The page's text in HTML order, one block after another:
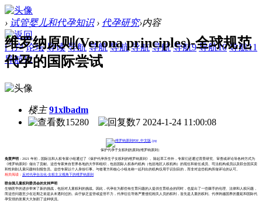
› 试管婴儿和代孕知识 › 代孕研究›内容
门户 论坛 导读 导航 导航 导航 导航 导航 导航9 导航10 导航11
导航12
维罗纳原则(Verona principles)-全球规范
代孕的国际尝试
楼主 91xlbadm
15280
7 2024-1-24 11:00:08
保护代孕子女权利的原则(维罗纳原则）
免责声明 ：2021 年初，国际法和人权专家小组通过了《保护代孕所生子女权利的维罗纳原则》。除起草工作外，专家们还通过背景研究、审查或评论等各种方式为
《维罗纳原则》做出了贡献。这些专家来自世界各地的大学和组织，包括国际人权条约机构（包括地区人权机构）的现任和前任成员、司法机构成员以及联合国买卖
和性剥削儿童问题特别报告员。这些专家以个人身份行事。与签署方和核心小组名称一起列出的机构仅用于识别目的，而非对这些机构所做评论的认可。
相关阅读： 反对代孕合法化-女权主义视角下的维罗纳原则
联合国儿童权利委员会的支持声明
生物医学的进步带来了新的挑战，包括对儿童权利的挑战。因此，代孕在为那些有生育问题的人提供生育机会的同时，也提出了一些棘手的伦理、法律和人权问题，
而这些问题至少在近期之前是从未遇到过的。由于缺乏监管或监管不力，代孕往往导致严重侵犯相关人员的权利，首先是儿童的权利。代孕跨越国界的蔓延和国际代
孕安排的发展大大加剧了这种状况。